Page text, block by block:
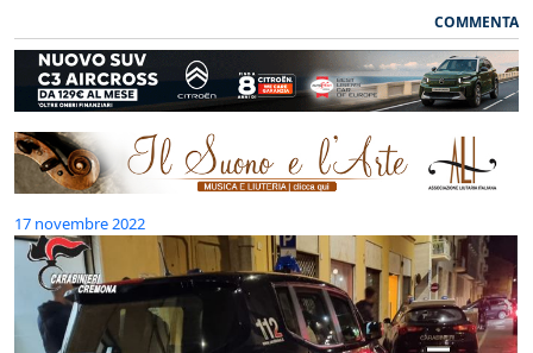
COMMENTA
17 novembre 2022